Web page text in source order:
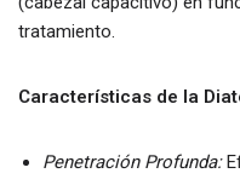
tratamiento.
Características de la
Penetración Profunda: